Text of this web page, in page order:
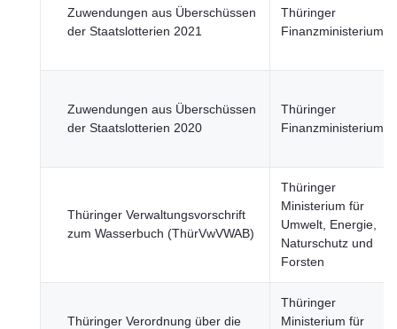
Zuwendungen aus Überschüssen
der Staatslotterien 2021
Thüringer
Finanzministerium
Zuwendungen aus Überschüssen
der Staatslotterien 2020
Thüringer
Finanzministerium
Thüringer Verwaltungsvorschrift
zum Wasserbuch (ThürVwVWAB)
Thüringer
Ministerium für
Umwelt, Energie,
Naturschutz und
Forsten
Thüringer Verordnung über die
Thüringer
Ministerium für